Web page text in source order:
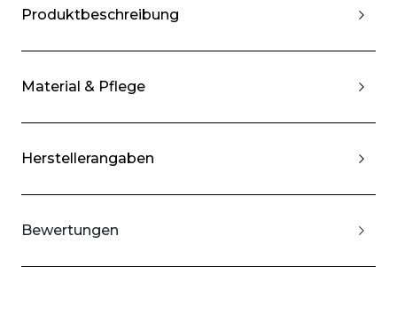
Produktbeschreibung
Material & Pflege
Herstellerangaben
Bewertungen